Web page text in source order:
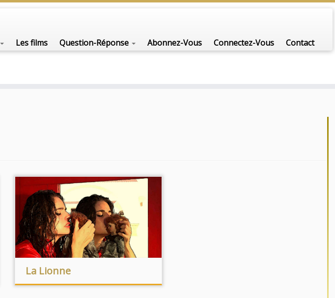
Les films Question-Réponse Abonnez-Vous Connectez-Vous Contact
La Lionne